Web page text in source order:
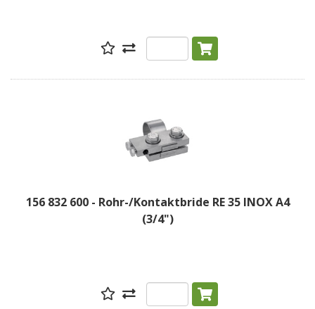
156 832 600 - Rohr-/Kontaktbride RE 35 INOX A4
(3/4")